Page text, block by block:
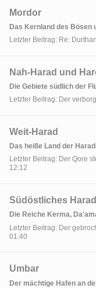
Mordor
Das Kernland des Bösen
Letzter Beitrag: Re:
Nah-Harad und
Die Gebiete südlich der
Letzter Beitrag: Der
Weit-Harad
Das heiße Land der
Letzter Beitrag: Der Qore
12:12
Südöstliches Harad
Die Reiche Kerma,
Letzter Beitrag: Der
01:40
Umbar
Der mächtige Hafen an